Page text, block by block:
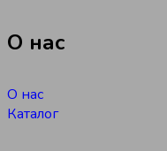
О нас
О нас
Каталог